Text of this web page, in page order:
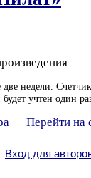
недели.
учтен один
Перейти на
Вход для